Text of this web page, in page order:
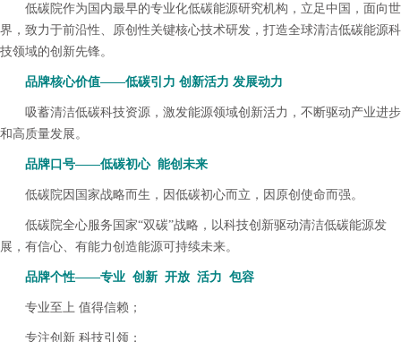
低碳院作为国内最早的专业化低碳能源研究机构，立足中国，面向世
界，致力于前沿性、原创性关键核心技术研发，打造全球清洁低碳能源科
技领域的创新先锋。
品牌核心价值——低碳引力 创新活力 发展动力
吸蓄清洁低碳科技资源，激发能源领域创新活力，不断驱动产业进步
和高质量发展。
品牌口号——低碳初心 能创未来
低碳院因国家战略而生，因低碳初心而立，因原创使命而强。
低碳院全心服务国家“双碳”战略，以科技创新驱动清洁低碳能源发
展，有信心、有能力创造能源可持续未来。
品牌个性——专业 创新 开放 活力 包容
专业至上 值得信赖；
专注创新 科技引领；